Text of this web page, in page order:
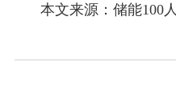
本文来源：储能100人